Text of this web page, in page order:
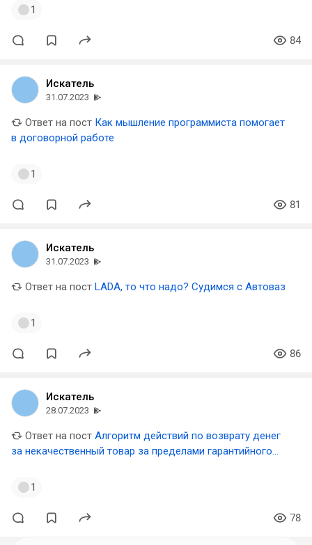
1
84
Искатель
31.07.2023
Ответ на пост Как мышление программиста помогает
в договорной работе
1
81
Искатель
31.07.2023
Ответ на пост LADA, то что надо? Судимся с Автоваз⁠⁠
1
86
Искатель
28.07.2023
Ответ на пост Алгоритм действий по возврату денег
за некачественный товар за пределами гарантийного
1
78